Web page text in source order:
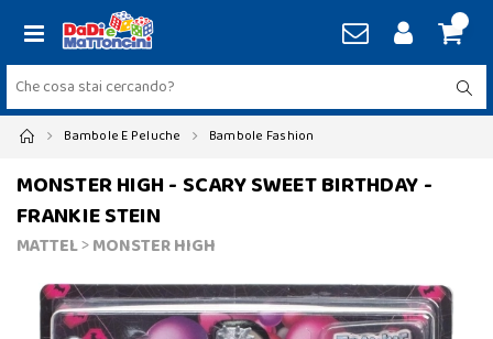
Bambole E Peluche Bambole Fashion
MONSTER HIGH - SCARY SWEET BIRTHDAY -
FRANKIE STEIN
MATTEL>MONSTER HIGH